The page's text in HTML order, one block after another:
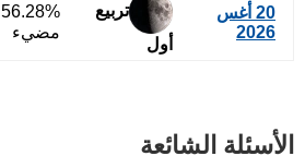
20 أغس
2026
تربيع
أول
56.28%
مضيء
الأسئلة الشائعة